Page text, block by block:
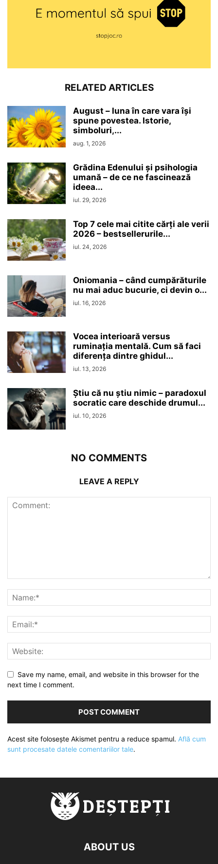
RELATED ARTICLES
August – luna în care vara își
spune povestea. Istorie,
simboluri,...
aug. 1, 2026
Grădina Edenului și psihologia
umană – de ce ne fascinează
ideea...
iul. 29, 2026
Top 7 cele mai citite cărți ale verii
2026 – bestsellerurile...
iul. 24, 2026
Oniomania – când cumpărăturile
nu mai aduc bucurie, ci devin o...
iul. 16, 2026
Vocea interioară versus
ruminaţia mentală. Cum să faci
diferența dintre ghidul...
iul. 13, 2026
Ştiu că nu ştiu nimic – paradoxul
socratic care deschide drumul...
iul. 10, 2026
NO COMMENTS
LEAVE A REPLY
Save my name, email, and website in this browser for the
next time I comment.
Acest site folosește Akismet pentru a reduce spamul. Află cum
sunt procesate datele comentariilor tale.
ABOUT US